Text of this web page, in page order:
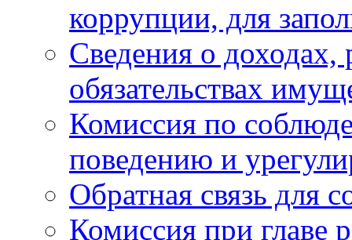
коррупции, для
Сведения о доходах,
обязательствах
Комиссия по
поведению и
Обратная связь для
Комиссия при главе